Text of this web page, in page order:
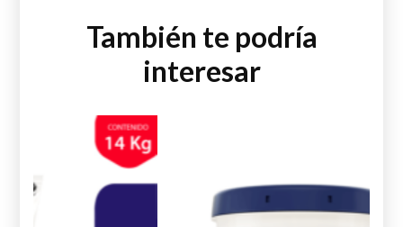
También te podría
interesar